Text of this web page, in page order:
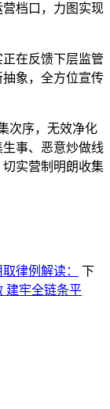
档口，力图实现
在反馈下层监管
象，全方位宣传
次序，无效净化
事、恶意炒做线
实营制明朗收集
律例解读：
下
建牢全链条平